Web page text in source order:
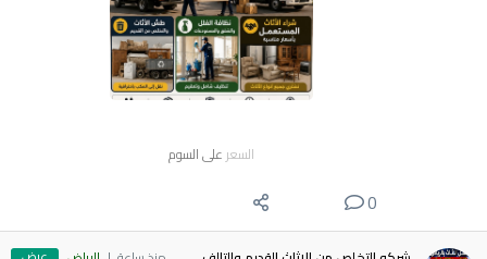
السعر على السوم
0